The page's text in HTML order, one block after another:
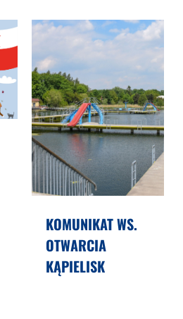
KOMUNIKAT WS.
OTWARCIA
KĄPIELISK